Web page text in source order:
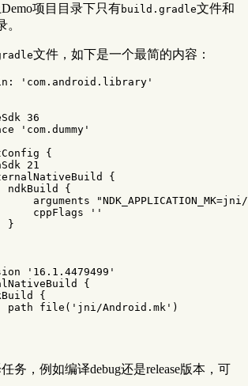
项目目录下只有build.gradle文件和
。
文件，如下是一个最简的内容：
'com.android.library'
36
'com.dummy'
{
21
{
ndkBuild
{
arguments
cppFlags
''
}
'16.1.4479499'
{
{
path
file ( 'jni/Android.mk' )
务，例如编译debug还是release版本，可